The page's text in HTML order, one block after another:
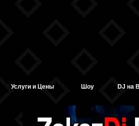
Услуги и Цены Шоу DJ на